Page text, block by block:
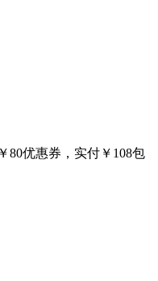
80优惠券，实付￥108包